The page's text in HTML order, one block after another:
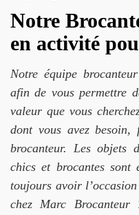
Notre
en activité
Notre équipe
afin de vous permettre
valeur que vous
dont vous avez
brocanteur. Les objets
chics et brocantes sont
toujours avoir
chez Marc Brocanteur